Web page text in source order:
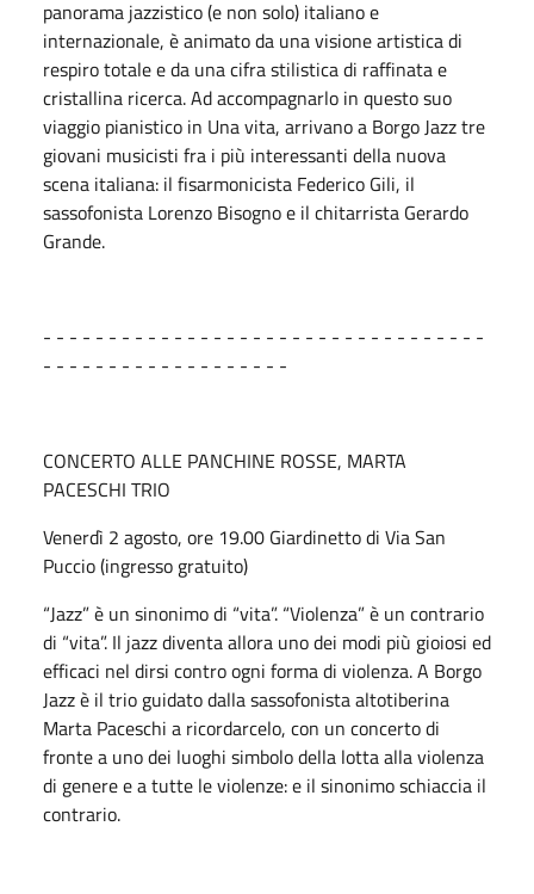
panorama jazzistico (e non solo) italiano e
internazionale, è animato da una visione artistica di
respiro totale e da una cifra stilistica di raffinata e
cristallina ricerca. Ad accompagnarlo in questo suo
viaggio pianistico in Una vita, arrivano a Borgo Jazz tre
giovani musicisti fra i più interessanti della nuova
scena italiana: il fisarmonicista Federico Gili, il
sassofonista Lorenzo Bisogno e il chitarrista Gerardo
Grande.
- - - - - - - - - - - - - - - - - - - - - - - - - - - - - - - - - -
- - - - - - - - - - - - - - - - - - -
CONCERTO ALLE PANCHINE ROSSE, MARTA
PACESCHI TRIO
Venerdì 2 agosto, ore 19.00 Giardinetto di Via San
Puccio (ingresso gratuito)
“Jazz” è un sinonimo di “vita”. “Violenza” è un contrario
di “vita”. Il jazz diventa allora uno dei modi più gioiosi ed
efficaci nel dirsi contro ogni forma di violenza. A Borgo
Jazz è il trio guidato dalla sassofonista altotiberina
Marta Paceschi a ricordarcelo, con un concerto di
fronte a uno dei luoghi simbolo della lotta alla violenza
di genere e a tutte le violenze: e il sinonimo schiaccia il
contrario.